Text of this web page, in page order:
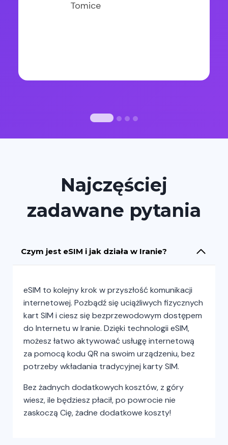
Tomice
Marta O
Najczęściej
zadawane pytania
Czym jest eSIM i jak działa w Iranie?
eSIM to kolejny krok w przyszłość komunikacji
internetowej. Pozbądź się uciążliwych fizycznych
kart SIM i ciesz się bezprzewodowym dostępem
do Internetu w Iranie. Dzięki technologii eSIM,
możesz łatwo aktywować usługę internetową
za pomocą kodu QR na swoim urządzeniu, bez
potrzeby wkładania tradycyjnej karty SIM.
Bez żadnych dodatkowych kosztów, z góry
wiesz, ile będziesz płacił, po powrocie nie
zaskoczą Cię, żadne dodatkowe koszty!